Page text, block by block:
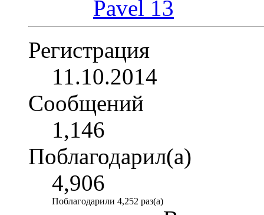
Регистрация
11.10.2014
Сообщений
1,146
Поблагодарил(а)
4,906
Поблагодарили 4,252 раз(а)